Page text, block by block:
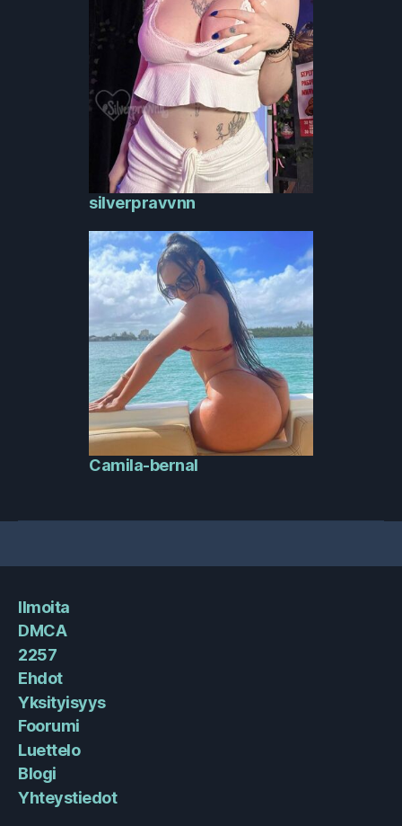
silverpravvnn
Camila-bernal
Ilmoita
DMCA
2257
Ehdot
Yksityisyys
Foorumi
Luettelo
Blogi
Yhteystiedot